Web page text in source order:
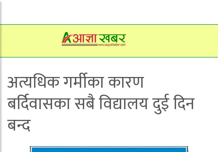
अत्यधिक गर्मीका कारण
बर्दिवासका सबै विद्यालय दुई दिन
बन्द